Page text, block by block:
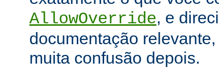
AllowOverride, e
documentação
muita confusão depois.